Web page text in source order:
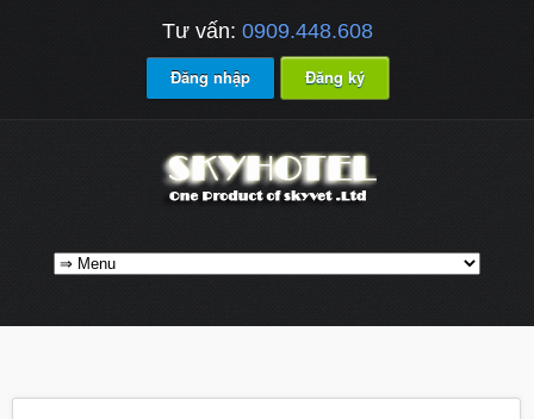
Tư vấn: 0909.448.608
Đăng nhập Đăng ký